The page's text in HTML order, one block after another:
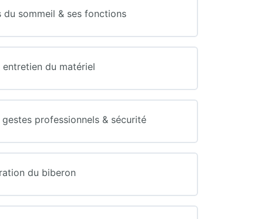
du sommeil & ses fonctions
entretien du matériel
professionnels & sécurité
du biberon